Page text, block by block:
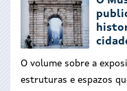
O volume sobre a
estruturas e espazos